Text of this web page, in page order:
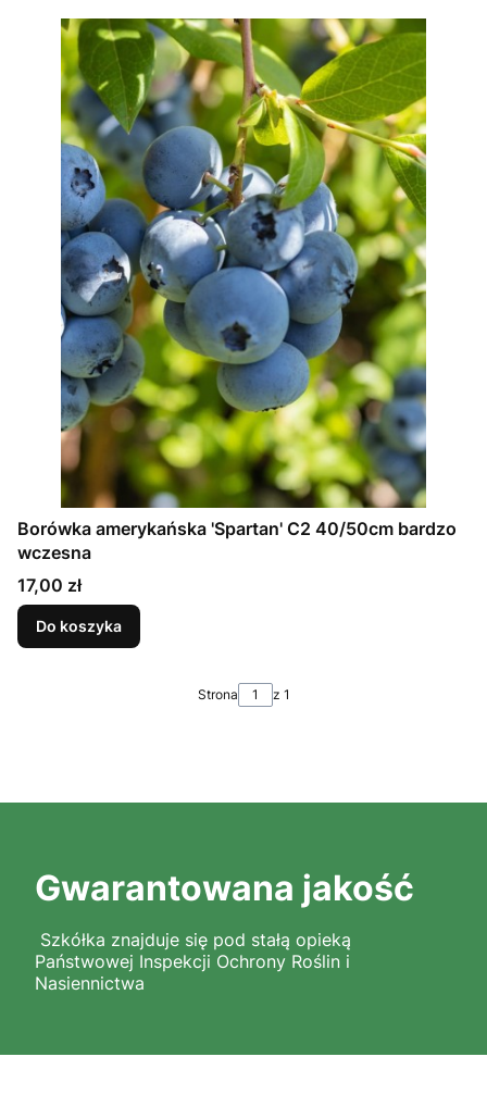
Borówka amerykańska 'Spartan' C2 40/50cm bardzo
wczesna
Cena
17,00 zł
Do koszyka
Strona z 1
Gwarantowana jakość
Szkółka znajduje się pod stałą opieką
Państwowej Inspekcji Ochrony Roślin i
Nasiennictwa